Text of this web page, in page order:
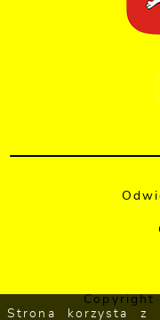
Strona korzysta z